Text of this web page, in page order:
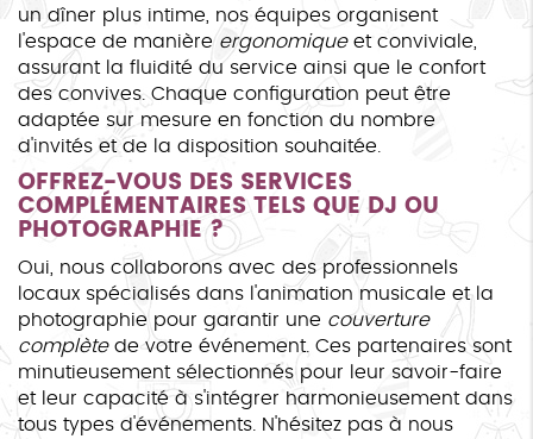
un dîner plus intime, nos équipes organisent
l'espace de manière ergonomiqueet conviviale,
assurant la fluidité du service ainsi que le confort
des convives. Chaque configuration peut être
adaptée sur mesure en fonction du nombre
d'invités et de la disposition souhaitée.
OFFREZ-VOUS DES SERVICES
COMPLÉMENTAIRES TELS QUE DJ OU
PHOTOGRAPHIE ?
Oui, nous collaborons avec des professionnels
locaux spécialisés dans l'animation musicale et la
photographie pour garantir une couverture
complètede votre événement. Ces partenaires sont
minutieusement sélectionnés pour leur savoir-faire
et leur capacité à s'intégrer harmonieusement dans
tous types d'événements. N'hésitez pas à nous